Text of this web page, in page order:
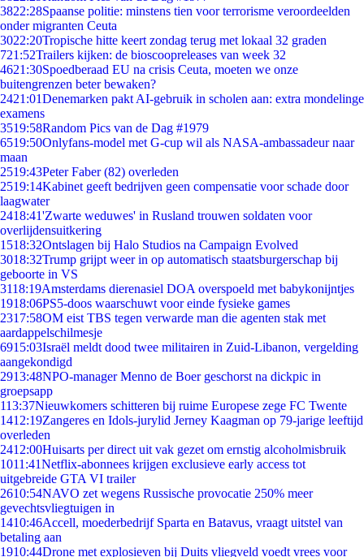
3822:28Spaanse politie: minstens tien voor terrorisme veroordeelden
onder migranten Ceuta
3022:20Tropische hitte keert zondag terug met lokaal 32 graden
721:52Trailers kijken: de bioscoopreleases van week 32
4621:30Spoedberaad EU na crisis Ceuta, moeten we onze
buitengrenzen beter bewaken?
2421:01Denemarken pakt AI-gebruik in scholen aan: extra mondelinge
examens
3519:58Random Pics van de Dag #1979
6519:50Onlyfans-model met G-cup wil als NASA-ambassadeur naar
maan
2519:43Peter Faber (82) overleden
2519:14Kabinet geeft bedrijven geen compensatie voor schade door
laagwater
2418:41'Zwarte weduwes' in Rusland trouwen soldaten voor
overlijdensuitkering
1518:32Ontslagen bij Halo Studios na Campaign Evolved
3018:32Trump grijpt weer in op automatisch staatsburgerschap bij
geboorte in VS
3118:19Amsterdams dierenasiel DOA overspoeld met babykonijntjes
1918:06PS5-doos waarschuwt voor einde fysieke games
2317:58OM eist TBS tegen verwarde man die agenten stak met
aardappelschilmesje
6915:03Israël meldt dood twee militairen in Zuid-Libanon, vergelding
aangekondigd
2913:48NPO-manager Menno de Boer geschorst na dickpic in
groepsapp
113:37Nieuwkomers schitteren bij ruime Europese zege FC Twente
1412:19Zangeres en Idols-jurylid Jerney Kaagman op 79-jarige leeftijd
overleden
2412:00Huisarts per direct uit vak gezet om ernstig alcoholmisbruik
1011:41Netflix-abonnees krijgen exclusieve early access tot
uitgebreide GTA VI trailer
2610:54NAVO zet wegens Russische provocatie 250% meer
gevechtsvliegtuigen in
1410:46Accell, moederbedrijf Sparta en Batavus, vraagt uitstel van
betaling aan
1910:44Drone met explosieven bij Duits vliegveld voedt vrees voor